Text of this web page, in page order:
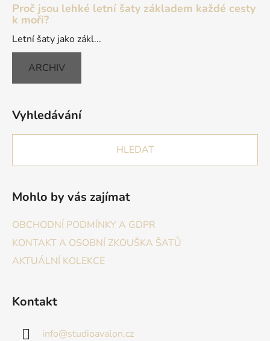
Proč jsou lehké letní šaty základem každé cesty
k moři?
Letní šaty jako zákl...
ARCHIV
Vyhledávání
HLEDAT
Mohlo by vás zajímat
OBCHODNÍ PODMÍNKY A GDPR
KONTAKT A OSOBNÍ ZKOUŠKA ŠATŮ
AKTUÁLNÍ KOLEKCE
Kontakt
info@studioavalon.cz